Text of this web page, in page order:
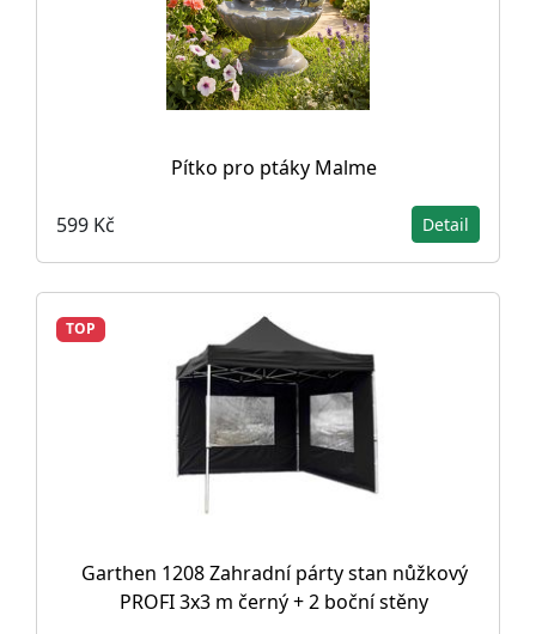
Pítko pro ptáky Malme
599 Kč Detail
TOP
Garthen 1208 Zahradní párty stan nůžkový
PROFI 3x3 m černý + 2 boční stěny